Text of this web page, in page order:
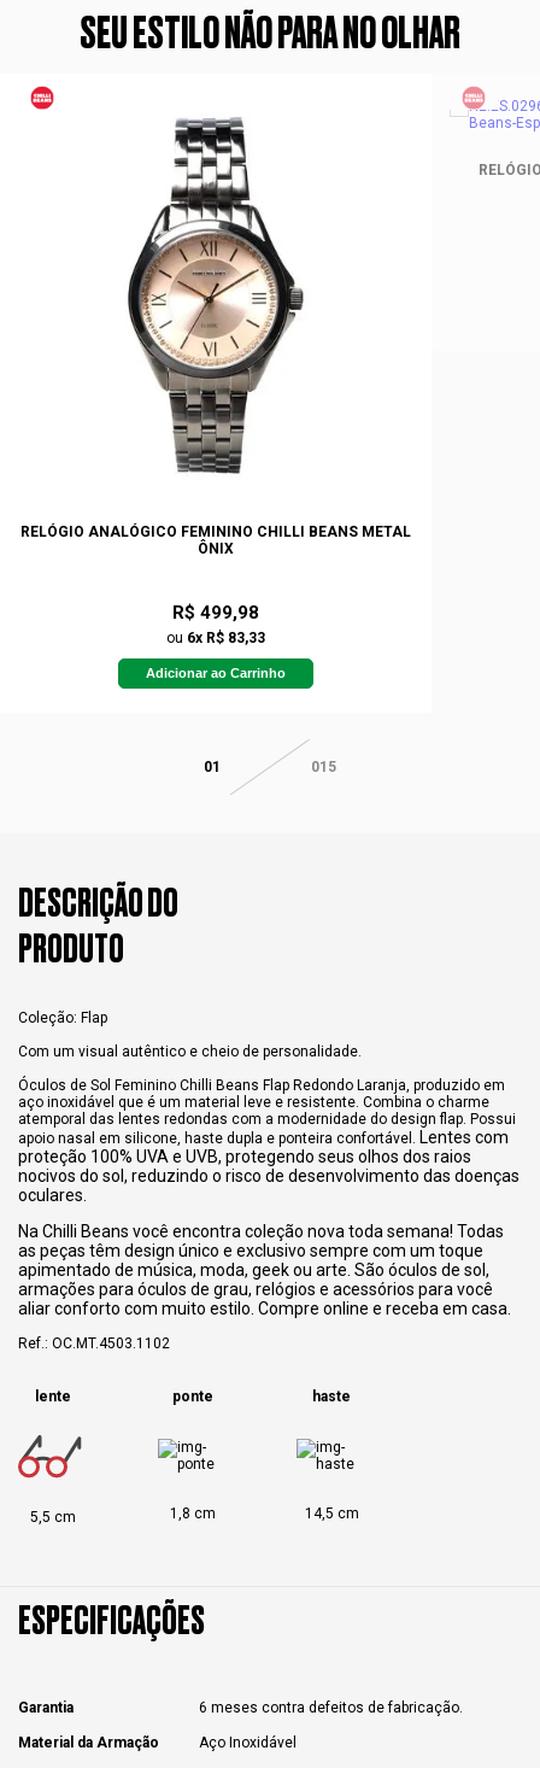
SEU ESTILO NÃO PARA NO OLHAR
RELÓGIO ANALÓGICO FEMININO CHILLI BEANS METAL
ÔNIX
R$ 499,98
ou 6x R$ 83,33
Adicionar ao Carrinho
01 015
DESCRIÇÃO DO
PRODUTO
Coleção: Flap
Com um visual autêntico e cheio de personalidade.
Óculos de Sol Feminino Chilli Beans Flap Redondo Laranja, produzido em
aço inoxidável que é um material leve e resistente. Combina o charme
atemporal das lentes redondas com a modernidade do design flap. Possui
apoio nasal em silicone, haste dupla e ponteira confortável. Lentes com
proteção 100% UVA e UVB, protegendo seus olhos dos raios
nocivos do sol, reduzindo o risco de desenvolvimento das doenças
oculares.
Na Chilli Beans você encontra coleção nova toda semana! Todas
as peças têm design único e exclusivo sempre com um toque
apimentado de música, moda, geek ou arte. São óculos de sol,
armações para óculos de grau, relógios e acessórios para você
aliar conforto com muito estilo. Compre online e receba em casa.
Ref.: OC.MT.4503.1102
lente
5,5 cm
ponte
1,8 cm
haste
14,5 cm
ESPECIFICAÇÕES
Garantia 6 meses contra defeitos de fabricação.
Material da Armação Aço Inoxidável